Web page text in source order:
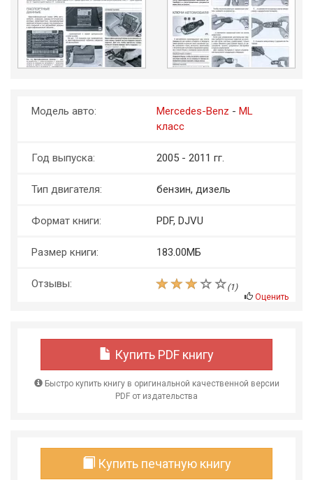
Модель авто: Mercedes-Benz - ML
класс
Год выпуска: 2005 - 2011 гг.
Тип двигателя: бензин, дизель
Формат книги: PDF, DJVU
Размер книги: 183.00МБ
Отзывы: (1)
Оценить
Купить PDF книгу
Быстро купить книгу в оригинальной качественной версии
PDF от издательства
Купить печатную книгу